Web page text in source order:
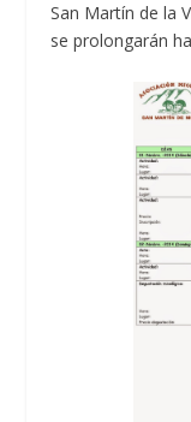
San Martín de la
se prolongarán